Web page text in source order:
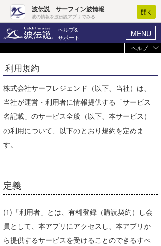
波伝説 サーフィン波情報
波の情報を波伝説アプリでみる
開く
ヘルプ&
サポート
MENU
ヘルプ マイホーム
ログイン
波情報･概況
WAVE HUNTER波予想ツール
サーフィンエリアガイド
会員メニュー
今月のプレゼント
利用規約
株式会社サーフレジェンド（以下、当社）は、
当社が運営・利用者に情報提供する「サービス
名記載」のサービス全般（以下、本サービス）
の利用について、以下のとおり規約を定めま
す。
定義
(1)「利用者」とは、有料登録（購読契約）し会
員として、本アプリにアクセスし、本アプリか
ら提供するサービスを受けることのできるすべ
ヘルプ
未ログイン
お支払い
-
選択コース
-
登録情報を確認
プライベートモードで
セスのたびにログイン
が求められます。